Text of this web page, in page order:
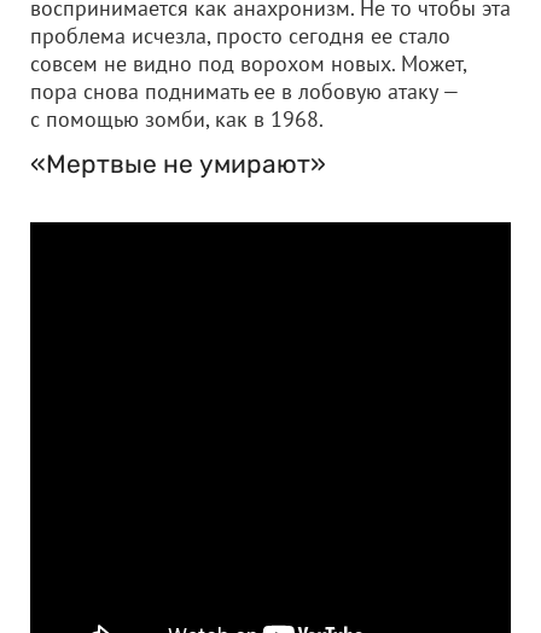
воспринимается как анахронизм. Не то чтобы эта
проблема исчезла, просто сегодня ее стало
совсем не видно под ворохом новых. Может,
пора снова поднимать ее в лобовую атаку —
с помощью зомби, как в 1968.
«Мертвые не умирают»